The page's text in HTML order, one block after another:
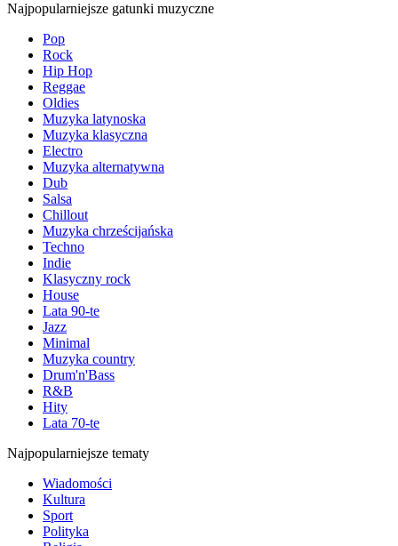
Najpopularniejsze gatunki muzyczne
Pop
Rock
Hip Hop
Reggae
Oldies
Muzyka latynoska
Muzyka klasyczna
Electro
Muzyka alternatywna
Dub
Salsa
Chillout
Muzyka chrześcijańska
Techno
Indie
Klasyczny rock
House
Lata 90-te
Jazz
Minimal
Muzyka country
Drum'n'Bass
R&B
Hity
Lata 70-te
Najpopularniejsze tematy
Wiadomości
Kultura
Sport
Polityka